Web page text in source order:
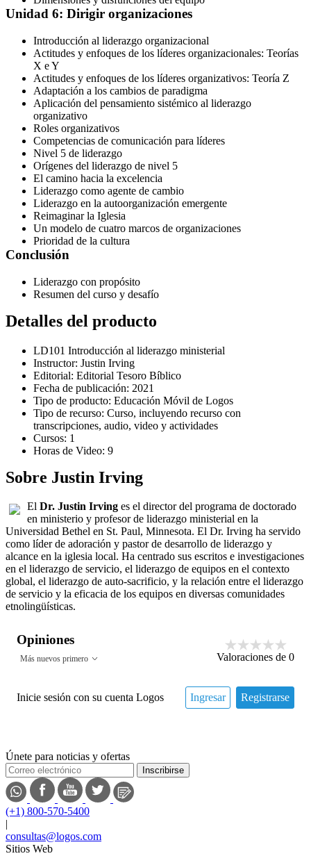
Unidad 6: Dirigir organizaciones
Introducción al liderazgo organizacional
Actitudes y enfoques de los líderes organizacionales: Teorías
X e Y
Actitudes y enfoques de los líderes organizativos: Teoría Z
Adaptación a los cambios de paradigma
Aplicación del pensamiento sistémico al liderazgo
organizativo
Roles organizativos
Competencias de comunicación para líderes
Nivel 5 de liderazgo
Orígenes del liderazgo de nivel 5
El camino hacia la excelencia
Liderazgo como agente de cambio
Liderazgo en la autoorganización emergente
Reimaginar la Iglesia
Un modelo de cuatro marcos de organizaciones
Prioridad de la cultura
Conclusión
Liderazgo con propósito
Resumen del curso y desafío
Detalles del producto
LD101 Introducción al liderazgo ministerial
Instructor: Justin Irving
Editorial: Editorial Tesoro Bíblico
Fecha de publicación: 2021
Tipo de producto: Educación Móvil de Logos
Tipo de recurso: Curso, incluyendo recurso con
transcripciones, audio, video y actividades
Cursos: 1
Horas de Video: 9
Sobre Justin Irving
El Dr. Justin Irving es el director del programa de doctorado
en ministerio y profesor de liderazgo ministerial en la
Universidad Bethel en St. Paul, Minnesota. El Dr. Irving ha servido
como líder de adoración y pastor de desarrollo de liderazgo y
alcance en la iglesia local. Ha centrado sus escritos e investigaciones
en el liderazgo de servicio, el liderazgo de equipos en el contexto
global, el liderazgo de auto-sacrificio, y la relación entre el liderazgo
de servicio y la eficacia de los equipos en diversas comunidades
etnolingüísticas.
Opiniones
Más nuevos primero Valoraciones de 0
Inicie sesión con su cuenta Logos Ingresar Registrarse
Únete para noticias y ofertas
Inscribirse
(+1) 800-570-5400
consultas@logos.com
Sitios Web